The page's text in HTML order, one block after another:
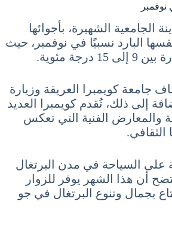
نوفمبر
الجامعية الشهيرة، بأجوائها
البارد نسبيًا في نوفمبر، حيث
مئوية.
جامعة كويمبرا العريقة وزيارة
إلى ذلك، تُقدم كويمبرا العديد
والمعارض الفنية التي تعكس
الثقافي.
على السياحة في مدن البرتغال
أن هذا الشهر يوفر للزوار
بجمال وتنوع البرتغال في جو